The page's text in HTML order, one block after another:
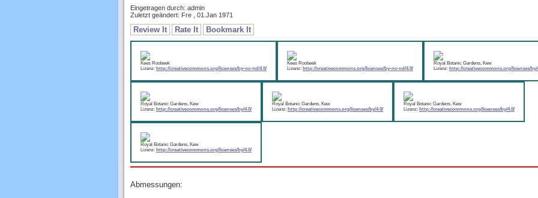
Eingetragen durch: admin
Zuletzt geändert: Fre , 01.Jan 1971
Review It Rate It Bookmark It
Kees Roobeek
Lizenz: http://creativecommons.org/licenses/by-nc-nd/4.0/
Kees Roobeek
Lizenz: http://creativecommons.org/licenses/by-nc-nd/4.0/
Royal Botanic Gardens, Kew
Lizenz: http://creativecommons.org/licenses/by/
Royal Botanic Gardens, Kew
Lizenz: http://creativecommons.org/licenses/by/4.0/
Royal Botanic Gardens, Kew
Lizenz: http://creativecommons.org/licenses/by/4.0/
Royal Botanic Gardens, Kew
Lizenz: http://creativecommons.org/licenses/by/4.0/
Royal Botanic Gardens, Kew
Lizenz: http://creativecommons.org/licenses/by/4.0/
Abmessungen: